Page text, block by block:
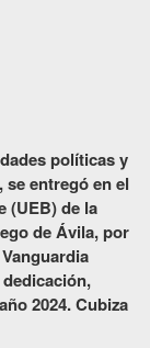
políticas y
entregó en el
(UEB) de la
de Ávila, por
2024. Cubiza